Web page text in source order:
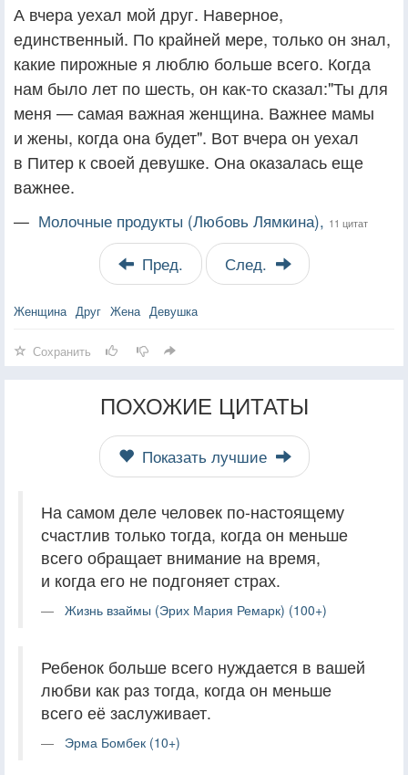
А вчера уехал мой друг. Наверное,
единственный. По крайней мере, только он знал,
какие пирожные я люблю больше всего. Когда
нам было лет по шесть, он как-то сказал:"Ты для
меня — самая важная женщина. Важнее мамы
и жены, когда она будет". Вот вчера он уехал
в Питер к своей девушке. Она оказалась еще
важнее.
— Молочные продукты (Любовь Лямкина), 11 цитат
Пред. След.
Женщина Друг Жена Девушка
Сохранить
ПОХОЖИЕ ЦИТАТЫ
Показать лучшие
На самом деле человек по-настоящему
счастлив только тогда, когда он меньше
всего обращает внимание на время,
и когда его не подгоняет страх.
Жизнь взаймы (Эрих Мария Ремарк) (100+)
Ребенок больше всего нуждается в вашей
любви как раз тогда, когда он меньше
всего её заслуживает.
Эрма Бомбек (10+)